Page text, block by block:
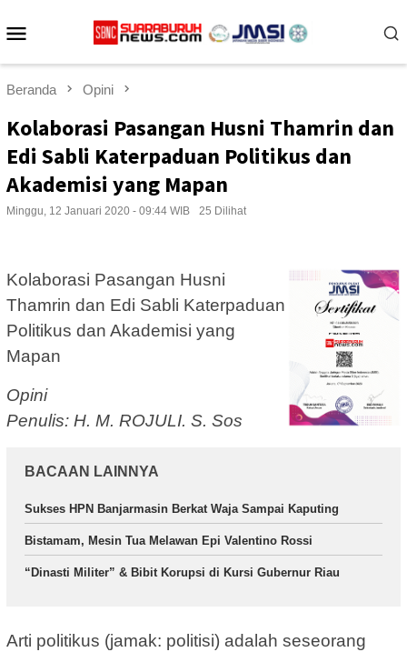
ke
Beranda Opini
Kolaborasi Pasangan Husni Thamrin dan
Edi Sabli Katerpaduan Politikus dan
Akademisi yang Mapan
Minggu, 12 Januari 2020 - 09:44 WIB 25 Dilihat
Kolaborasi Pasangan Husni
Thamrin dan Edi Sabli Katerpaduan
Politikus dan Akademisi yang
Mapan
Opini
Penulis: H. M. ROJULI. S. Sos
BACAAN LAINNYA
Sukses HPN Banjarmasin Berkat Waja Sampai Kaputing
Bistamam, Mesin Tua Melawan Epi Valentino Rossi
“Dinasti Militer” & Bibit Korupsi di Kursi Gubernur Riau
Arti politikus (jamak: politisi) adalah seseorang